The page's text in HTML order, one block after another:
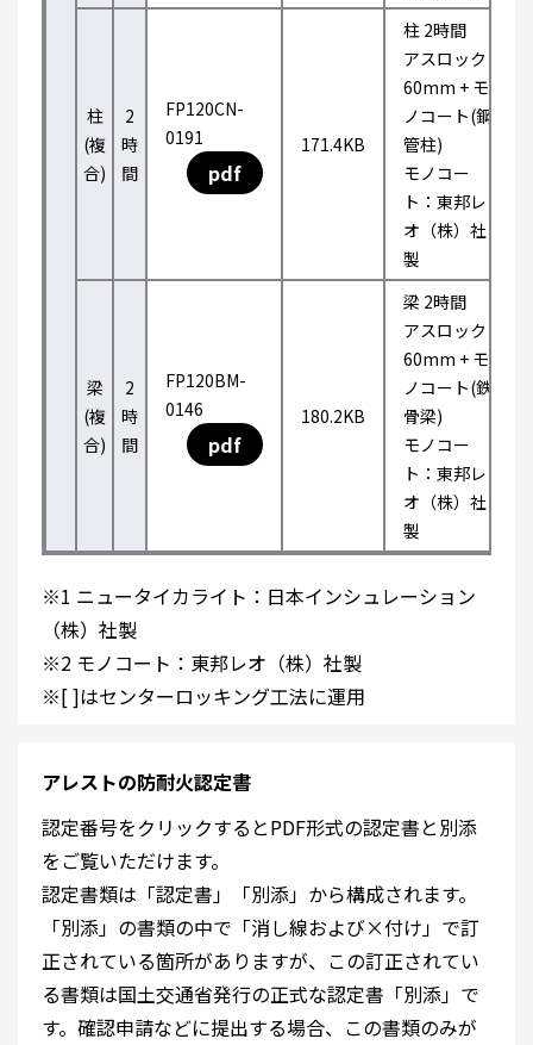
柱
(複
合)
2
時
間
FP120CN-
0191
pdf
171.4KB
柱 2時間
アスロック
60mm + モ
ノコート(鋼
管柱)
モノコー
ト：東邦レ
オ（株）社
製
梁
(複
合)
2
時
間
FP120BM-
0146
pdf
180.2KB
梁 2時間
アスロック
60mm + モ
ノコート(鉄
骨梁)
モノコー
ト：東邦レ
オ（株）社
製
※1 ニュータイカライト：日本インシュレーション
（株）社製
※2 モノコート：東邦レオ（株）社製
※[ ]はセンターロッキング工法に運用
アレストの防耐火認定書
認定番号をクリックするとPDF形式の認定書と別添
をご覧いただけます。
認定書類は「認定書」「別添」から構成されます。
「別添」の書類の中で「消し線および×付け」で訂
正されている箇所がありますが、この訂正されてい
る書類は国土交通省発行の正式な認定書「別添」で
す。確認申請などに提出する場合、この書類のみが